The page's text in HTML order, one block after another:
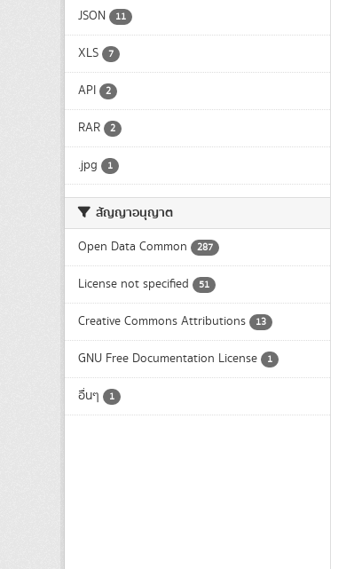
JSON 11
XLS 7
API 2
RAR 2
.jpg 1
สัญญาอนุญาต
Open Data Common 287
License not specified 51
Creative Commons Attributions 13
GNU Free Documentation License 1
อื่นๆ 1